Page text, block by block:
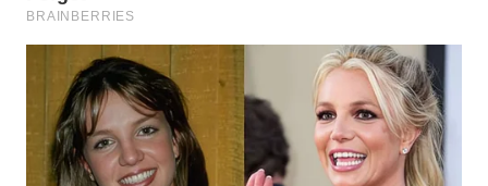
SURABAYA
WN
NATUNA